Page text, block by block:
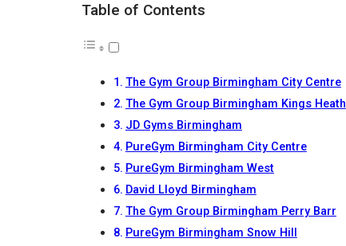
Table of Contents
The Gym Group Birmingham City Centre
The Gym Group Birmingham Kings Heath
JD Gyms Birmingham
PureGym Birmingham City Centre
PureGym Birmingham West
David Lloyd Birmingham
The Gym Group Birmingham Perry Barr
PureGym Birmingham Snow Hill